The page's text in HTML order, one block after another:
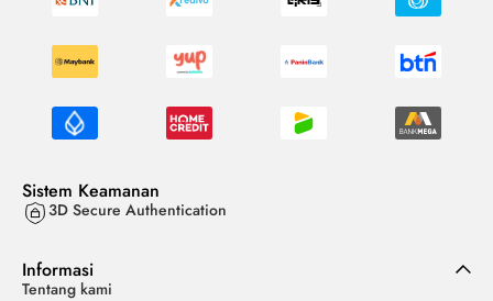
Sistem Keamanan
3D Secure Authentication
Informasi
Tentang kami